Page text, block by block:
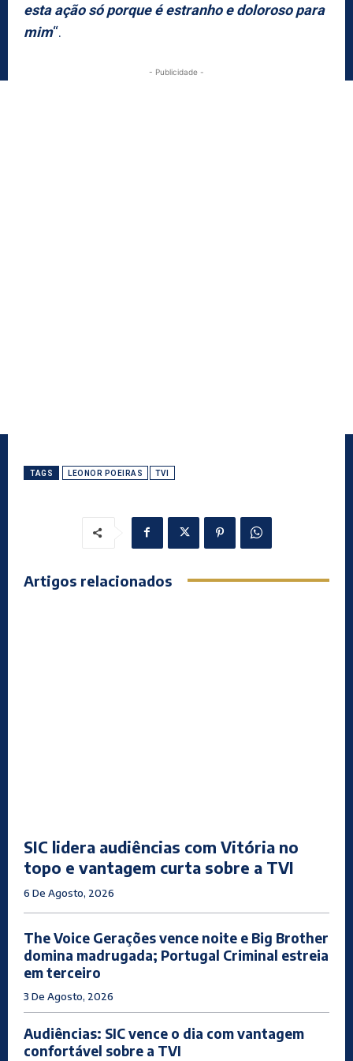
esta ação só porque é estranho e doloroso para
mim“.
- Publicidade -
TAGS LEONOR POEIRAS TVI
Artigos relacionados
SIC lidera audiências com Vitória no
topo e vantagem curta sobre a TVI
6 De Agosto, 2026
The Voice Gerações vence noite e Big Brother
domina madrugada; Portugal Criminal estreia
em terceiro
3 De Agosto, 2026
Audiências: SIC vence o dia com vantagem
confortável sobre a TVI